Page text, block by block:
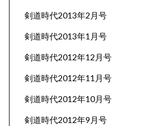
剣道時代2013年2月号
剣道時代2013年1月号
剣道時代2012年12月号
剣道時代2012年11月号
剣道時代2012年10月号
剣道時代2012年9月号